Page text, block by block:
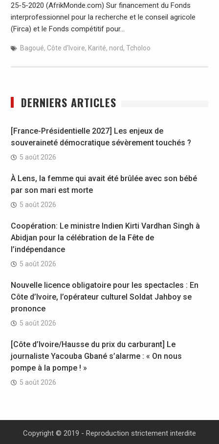
25-5-2020 (AfrikMonde.com) Sur financement du Fonds
interprofessionnel pour la recherche et le conseil agricole
(Firca) et le Fonds compétitif pour…
Bagoué, Côte d'Ivoire, Karité, nord, Tcholoo
DERNIERS ARTICLES
[France-Présidentielle 2027] Les enjeux de
souveraineté démocratique sévèrement touchés ?
5 août 2026
À Lens, la femme qui avait été brûlée avec son bébé
par son mari est morte
5 août 2026
Coopération: Le ministre Indien Kirti Vardhan Singh à
Abidjan pour la célébration de la Fête de
l’indépendance
5 août 2026
Nouvelle licence obligatoire pour les spectacles : En
Côte d’Ivoire, l’opérateur culturel Soldat Jahboy se
prononce
5 août 2026
[Côte d’Ivoire/Hausse du prix du carburant] Le
journaliste Yacouba Gbané s’alarme : « On nous
pompe à la pompe ! »
5 août 2026
Copyright © 2019 - Reproduction strictement interdite